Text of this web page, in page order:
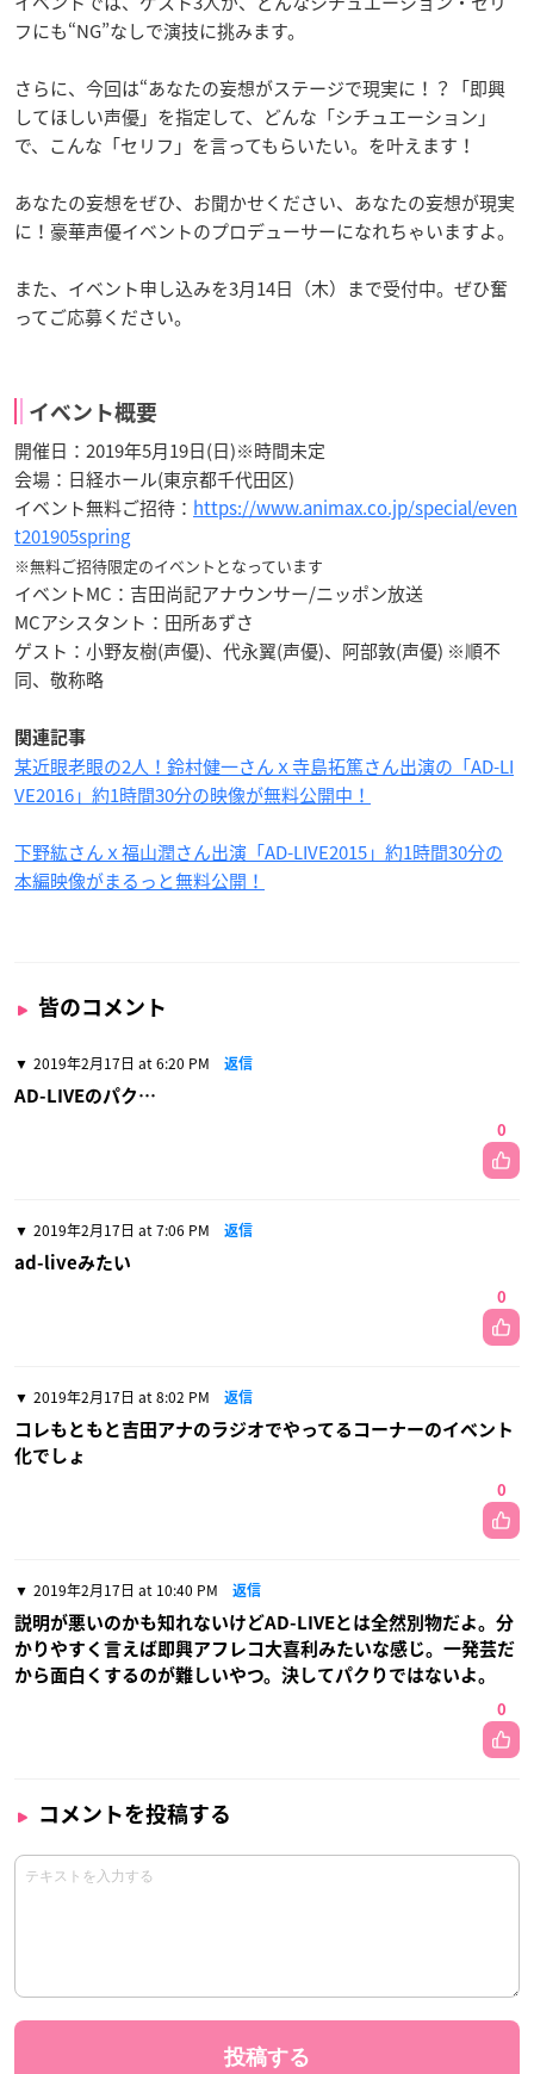
フにも“NG”なしで演技に挑みます。
さらに、今回は“あなたの妄想がステージで現実に！？「即興
してほしい声優」を指定して、どんな「シチュエーション」
で、こんな「セリフ」を言ってもらいたい。を叶えます！
あなたの妄想をぜひ、お聞かせください、あなたの妄想が現実
に！豪華声優イベントのプロデューサーになれちゃいますよ。
また、イベント申し込みを3月14日（木）まで受付中。ぜひ奮
ってご応募ください。
イベント概要
開催日：2019年5月19日(日)※時間未定
会場：日経ホール(東京都千代田区)
イベント無料ご招待： https://www.animax.co.jp/special/even
t201905spring
※無料ご招待限定のイベントとなっています
イベントMC：吉田尚記アナウンサー/ニッポン放送
MCアシスタント：田所あずさ
ゲスト：小野友樹(声優)、代永翼(声優)、阿部敦(声優) ※順不
同、敬称略
関連記事
某近眼老眼の2人！鈴村健一さんｘ寺島拓篤さん出演の「AD-LI
VE2016」約1時間30分の映像が無料公開中！
下野紘さんｘ福山潤さん出演「AD-LIVE2015」約1時間30分の
本編映像がまるっと無料公開！
皆のコメント
2019年2月17日 at 6:20 PM 返信
AD-LIVEのパク…
0
2019年2月17日 at 7:06 PM 返信
ad-liveみたい
0
2019年2月17日 at 8:02 PM 返信
コレもともと吉田アナのラジオでやってるコーナーのイベント
化でしょ
0
2019年2月17日 at 10:40 PM 返信
説明が悪いのかも知れないけどAD-LIVEとは全然別物だよ。分
かりやすく言えば即興アフレコ大喜利みたいな感じ。一発芸だ
から面白くするのが難しいやつ。決してパクりではないよ。
0
コメントを投稿する